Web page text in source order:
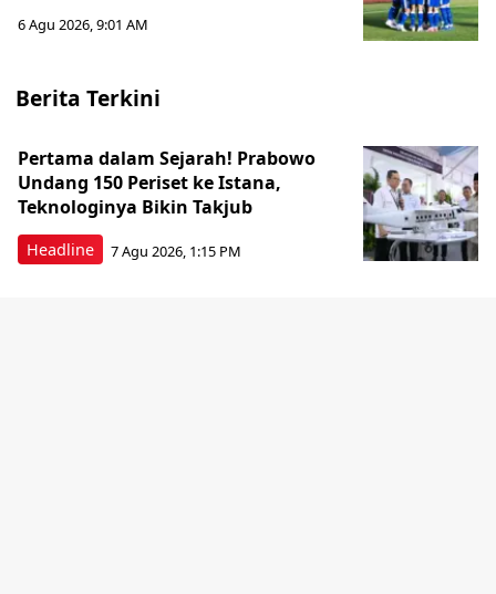
6 Agu 2026, 9:01 AM
Berita Terkini
Headline
Pertama dalam Sejarah! Prabowo
Undang 150 Periset ke Istana,
Teknologinya Bikin Takjub
7 Agu 2026, 1:15 PM